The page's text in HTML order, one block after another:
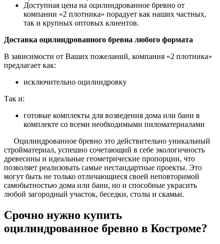
Доступная цена на оцилиндрованное бревно от
компании «2 плотника» порадует как наших частных,
так и крупных оптовых клиентов.
Доставка оцилиндрованного бревна любого формата
В зависимости от Ваших пожеланий, компания «2 плотника»
предлагает как:
исключительно оцилиндровку
Так и:
готовые комплекты для возведения дома или бани в
комплекте со всеми необходимыми пиломатериалами
Оцилиндрованное бревно это действительно уникальный
стройматериал, успешно сочетающий в себе экологичность
древесины и идеальные геометрические пропорции, что
позволяет реализовать самые нестандартные проекты. Это
могут быть не только отличающиеся своей неповторимой
самобытностью дома или бани, но и способные украсить
любой загородный участок, беседки, столы и скамьи.
Срочно нужно купить
оцилиндрованное бревно в Костроме?